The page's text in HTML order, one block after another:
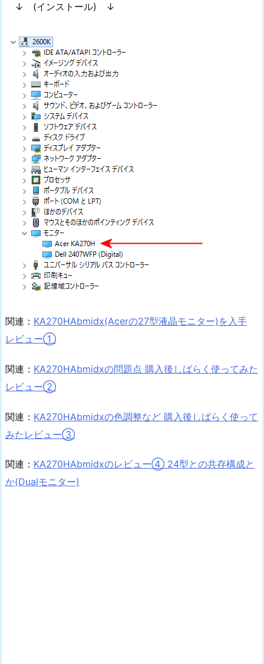
↓ (インストール) ↓
関連： KA270HAbmidx(Acerの27型液晶モニター)を入手
レビュー①
関連： KA270HAbmidxの問題点 購入後しばらく使ってみた
レビュー②
関連： KA270HAbmidxの色調整など 購入後しばらく使って
みたレビュー③
関連： KA270HAbmidxのレビュー④ 24型との共存構成と
か(Dualモニター)